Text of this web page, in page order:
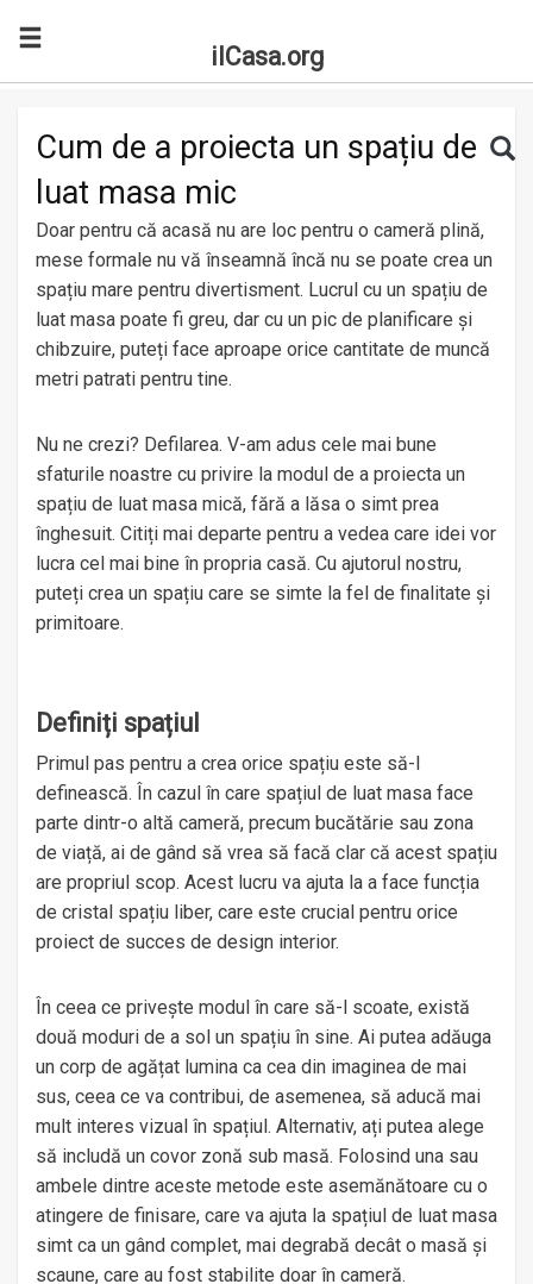
ilCasa.org
Search for:
Cum de a proiecta un spațiu de
luat masa mic
Doar pentru că acasă nu are loc pentru o cameră plină,
mese formale nu vă înseamnă încă nu se poate crea un
spațiu mare pentru divertisment. Lucrul cu un spațiu de
luat masa poate fi greu, dar cu un pic de planificare și
chibzuire, puteți face aproape orice cantitate de muncă
metri patrati pentru tine.
Nu ne crezi? Defilarea. V-am adus cele mai bune
sfaturile noastre cu privire la modul de a proiecta un
spațiu de luat masa mică, fără a lăsa o simt prea
înghesuit. Citiți mai departe pentru a vedea care idei vor
lucra cel mai bine în propria casă. Cu ajutorul nostru,
puteți crea un spațiu care se simte la fel de finalitate și
primitoare.
Definiți spațiul
Primul pas pentru a crea orice spațiu este să-l
definească. În cazul în care spațiul de luat masa face
parte dintr-o altă cameră, precum bucătărie sau zona
de viață, ai de gând să vrea să facă clar că acest spațiu
are propriul scop. Acest lucru va ajuta la a face funcția
de cristal spațiu liber, care este crucial pentru orice
proiect de succes de design interior.
În ceea ce privește modul în care să-l scoate, există
două moduri de a sol un spațiu în sine. Ai putea adăuga
un corp de agățat lumina ca cea din imaginea de mai
sus, ceea ce va contribui, de asemenea, să aducă mai
mult interes vizual în spațiul. Alternativ, ați putea alege
să includă un covor zonă sub masă. Folosind una sau
ambele dintre aceste metode este asemănătoare cu o
atingere de finisare, care va ajuta la spațiul de luat masa
simt ca un gând complet, mai degrabă decât o masă și
scaune, care au fost stabilite doar în cameră.